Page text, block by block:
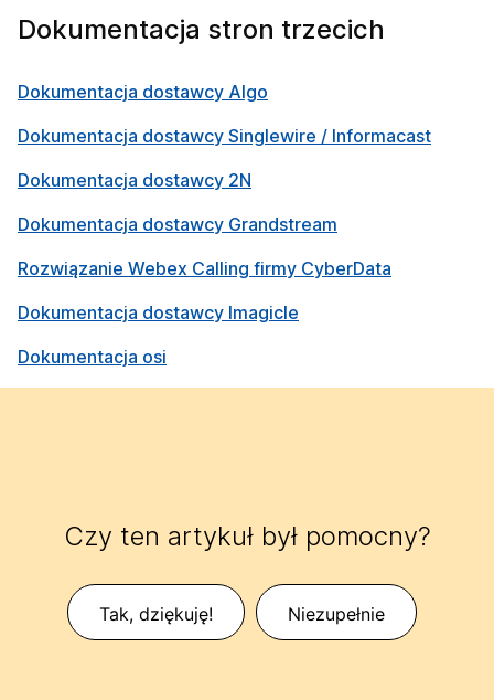
Dokumentacja stron trzecich
Dokumentacja dostawcy Algo
Dokumentacja dostawcy Singlewire / Informacast
Dokumentacja dostawcy 2N
Dokumentacja dostawcy Grandstream
Rozwiązanie Webex Calling firmy CyberData
Dokumentacja dostawcy Imagicle
Dokumentacja osi
Czy ten artykuł był pomocny?
Tak, dziękuję! Niezupełnie